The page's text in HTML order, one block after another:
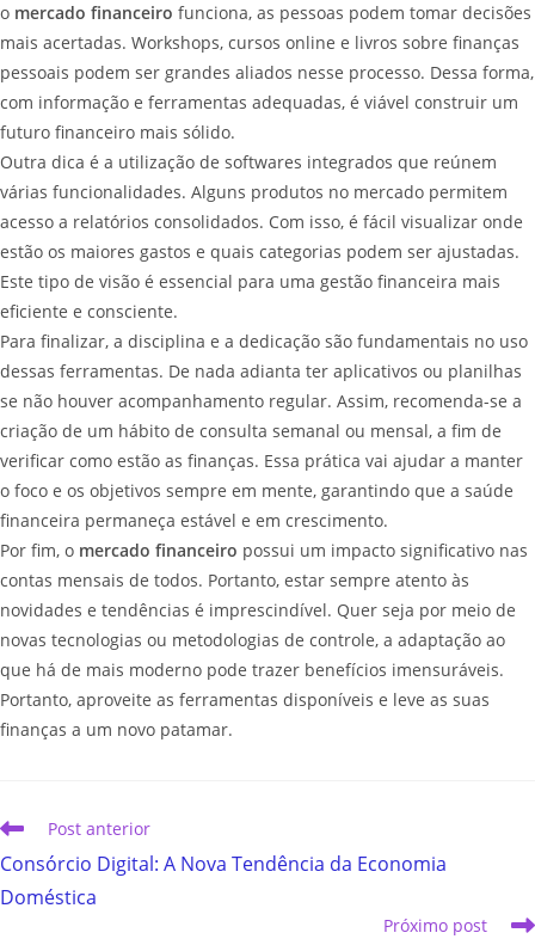
o mercado financeiro funciona, as pessoas podem tomar decisões
mais acertadas. Workshops, cursos online e livros sobre finanças
pessoais podem ser grandes aliados nesse processo. Dessa forma,
com informação e ferramentas adequadas, é viável construir um
futuro financeiro mais sólido.
Outra dica é a utilização de softwares integrados que reúnem
várias funcionalidades. Alguns produtos no mercado permitem
acesso a relatórios consolidados. Com isso, é fácil visualizar onde
estão os maiores gastos e quais categorias podem ser ajustadas.
Este tipo de visão é essencial para uma gestão financeira mais
eficiente e consciente.
Para finalizar, a disciplina e a dedicação são fundamentais no uso
dessas ferramentas. De nada adianta ter aplicativos ou planilhas
se não houver acompanhamento regular. Assim, recomenda-se a
criação de um hábito de consulta semanal ou mensal, a fim de
verificar como estão as finanças. Essa prática vai ajudar a manter
o foco e os objetivos sempre em mente, garantindo que a saúde
financeira permaneça estável e em crescimento.
Por fim, o mercado financeiro possui um impacto significativo nas
contas mensais de todos. Portanto, estar sempre atento às
novidades e tendências é imprescindível. Quer seja por meio de
novas tecnologias ou metodologias de controle, a adaptação ao
que há de mais moderno pode trazer benefícios imensuráveis.
Portanto, aproveite as ferramentas disponíveis e leve as suas
finanças a um novo patamar.
Post anterior
Consórcio Digital: A Nova Tendência da Economia
Doméstica
Próximo post